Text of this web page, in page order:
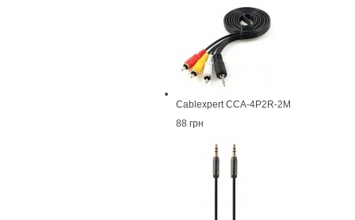
Cablexpert CCA-4P2R-2M
88 грн